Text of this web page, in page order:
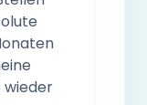
wieder